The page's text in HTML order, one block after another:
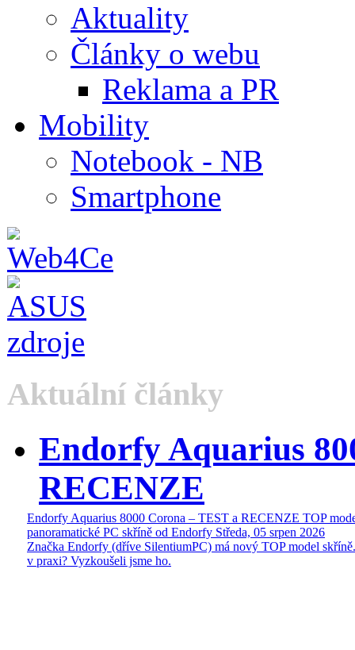
Aktuality
Články o webu
Reklama a PR
Mobility
Notebook - NB
Smartphone
Aktuální články
Endorfy Aquarius
RECENZE
Endorfy Aquarius 8000 Corona – TEST a RECENZE TOP
panoramatické PC skříně od Endorfy Středa, 05 srpen 2026
Značka Endorfy (dříve SilentiumPC) má nový TOP model
v praxi? Vyzkoušeli jsme ho.